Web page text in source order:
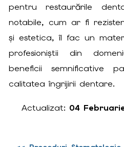
pentru restaurările
notabile, cum ar fi
și estetica, îl fac un
profesioniștii din
beneficii semnificative
calitatea îngrijirii dentare.
Actualizat: 04